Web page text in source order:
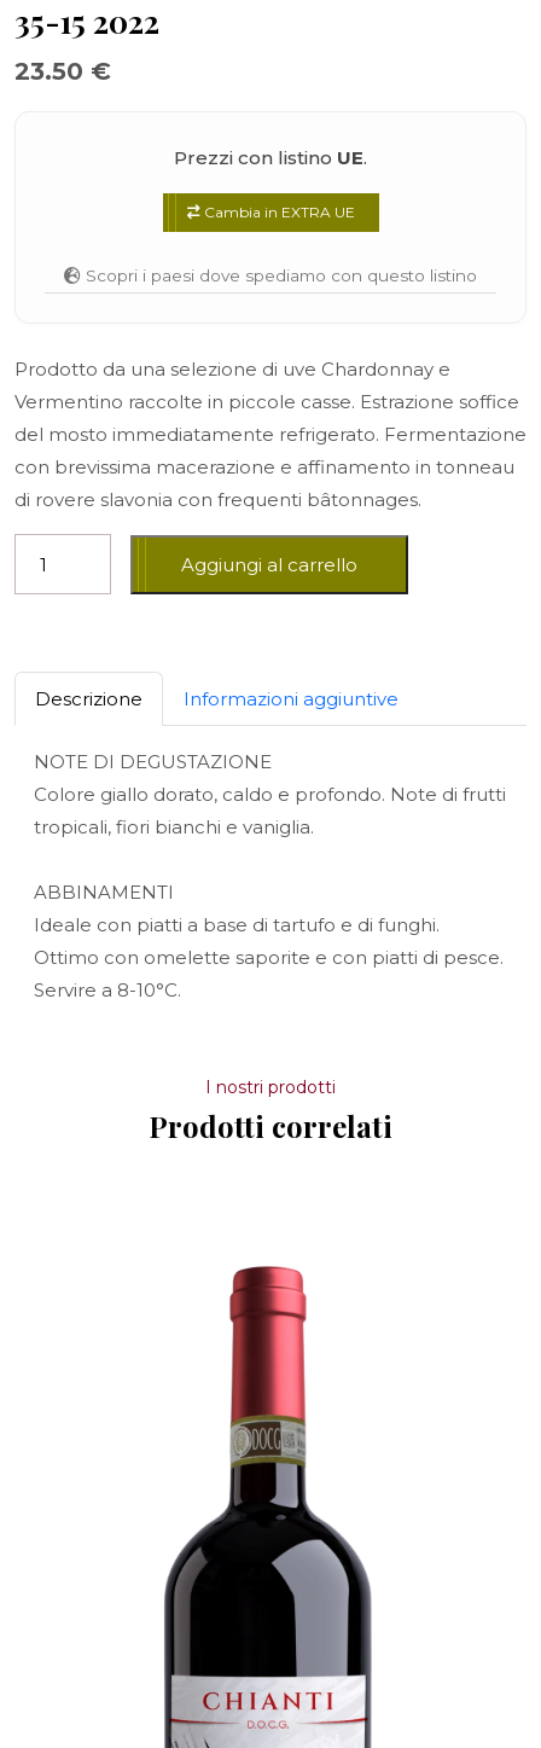
35-15 2022
23.50 €
Prezzi con listino UE.
Cambia in EXTRA UE
Scopri i paesi dove spediamo con questo listino
Prodotto da una selezione di uve Chardonnay e
Vermentino raccolte in piccole casse. Estrazione soffice
del mosto immediatamente refrigerato. Fermentazione
con brevissima macerazione e affinamento in tonneau
di rovere slavonia con frequenti bâtonnages.
Aggiungi al carrello
Descrizione Informazioni aggiuntive
NOTE DI DEGUSTAZIONE
Colore giallo dorato, caldo e profondo. Note di frutti
tropicali, fiori bianchi e vaniglia.
ABBINAMENTI
Ideale con piatti a base di tartufo e di funghi.
Ottimo con omelette saporite e con piatti di pesce.
Servire a 8-10°C.
I nostri prodotti
Prodotti correlati